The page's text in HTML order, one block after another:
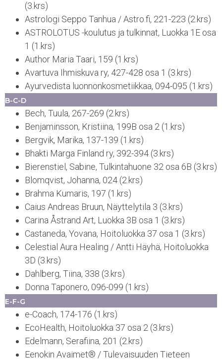
(3.krs)
Astrologi Seppo Tanhua / Astro.fi, 221-223 (2.krs)
ASTROLOTUS -koulutus ja tulkinnat, Luokka 1E osa
1 (1.krs)
Author Maria Taari, 159 (1.krs)
Avartuva Ihmiskuva ry, 427-428 osa 1 (3.krs)
Ayurvedista luonnonkosmetiikkaa, 094-095 (1.krs)
B-C-D
Bech, Tuula, 267-269 (2.krs)
Benjaminsson, Kristiina, 199B osa 2 (1.krs)
Bergvik, Marika, 137-139 (1.krs)
Bhakti Marga Finland ry, 392-394 (3.krs)
Bierenstiel, Sabine, Tulkintahuone 32 osa 6B (3.krs)
Blomqvist, Johanna, 024 (2.krs)
Brahma Kumaris, 197 (1.krs)
Caius Andreas Bruun, Näyttelytila 3 (3.krs)
Carina Åstrand Art, Luokka 3B osa 1 (3.krs)
Castaneda, Yovana, Hoitoluokka 37 osa 1 (3.krs)
Celestial Aura Healing / Antti Häyhä, Hoitoluokka
3D (3.krs)
Dahlberg, Tiina, 338 (3.krs)
Donna Taponero, 096-099 (1.krs)
E-F-G
e-Coach, 174-176 (1.krs)
EcoHealth, Hoitoluokka 37 osa 2 (3.krs)
Edelmann, Serafiina, 201 (2.krs)
Eenokin Avaimet® / Tulevaisuuden Tieteen